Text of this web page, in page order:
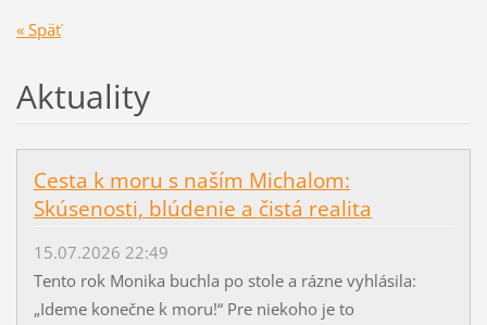
« Späť
Aktuality
Cesta k moru s naším Michalom:
Skúsenosti, blúdenie a čistá realita
15.07.2026 22:49
Tento rok Monika buchla po stole a rázne vyhlásila:
„Ideme konečne k moru!“ Pre niekoho je to